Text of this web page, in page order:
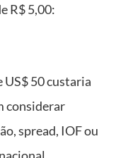
R$ 5,00:
US$ 50 custaria
considerar
spread, IOF ou